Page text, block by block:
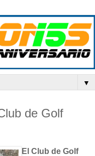
▼
de Golf
El Club de Golf